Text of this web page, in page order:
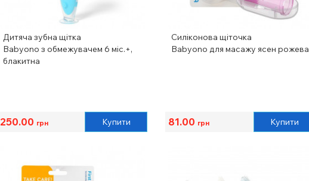
Дитяча зубна щітка
Babyono з обмежувачем 6 міс.+,
блакитна
250.00 грн Купити
Силіконова щіточка
Babyono для масажу ясен рожева
81.00 грн Купити